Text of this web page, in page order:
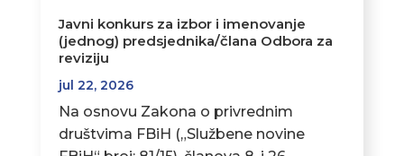
Javni konkurs za izbor i imenovanje
(jednog) predsjednika/člana Odbora za
reviziju
jul 22, 2026
Na osnovu Zakona o privrednim
društvima FBiH („Službene novine